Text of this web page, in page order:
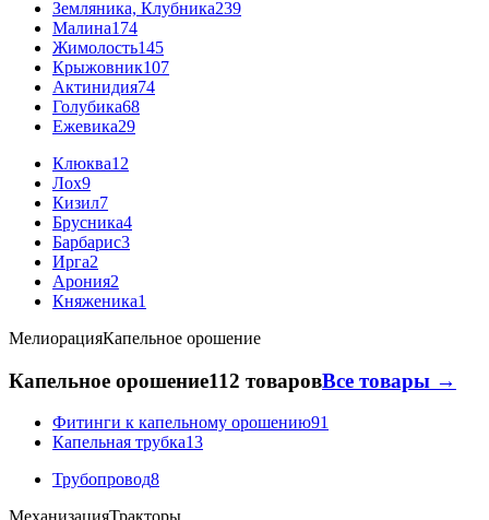
Земляника, Клубника239
Малина174
Жимолость145
Крыжовник107
Актинидия74
Голубика68
Ежевика29
Клюква12
Лох9
Кизил7
Брусника4
Барбарис3
Ирга2
Арония2
Княженика1
МелиорацияКапельное орошение
Капельное орошение112 товаровВсе товары →
Фитинги к капельному орошению91
Капельная трубка13
Трубопровод8